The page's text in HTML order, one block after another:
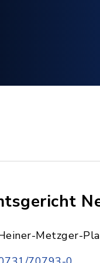
Metzger-